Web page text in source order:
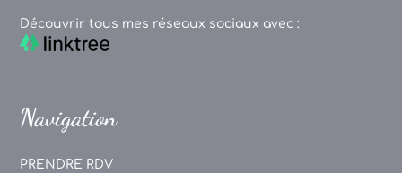
Découvrir tous mes réseaux sociaux avec :
Navigation
PRENDRE RDV